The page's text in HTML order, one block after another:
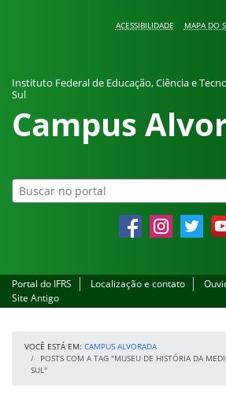
ACESSIBILIDADE MAPA DO
Instituto Federal de Educação, Ciência e
Sul
Campus
FacebookInstagramTwitter
Portal do IFRS Localização e contato
Site Antigo
VOCÊ ESTÁ EM: CAMPUS ALVORADA
POSTS COM A TAG "MUSEU DE HISTÓRIA DA
SUL"